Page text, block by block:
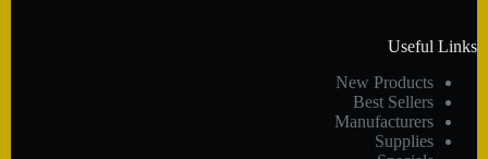
Useful Links
New Products
Best Sellers
Manufacturers
Supplies